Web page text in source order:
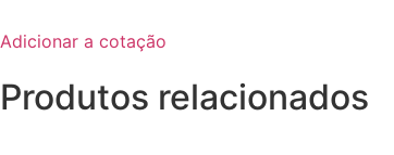
Adicionar a cotação
Produtos relacionados